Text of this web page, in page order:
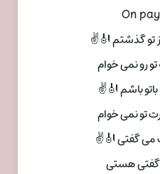
On
تو گذشتم 🎻✌
رو نمی خوام
باشم 🎻✌
تو نمی خوام
می گفتی 🎻✌
گفتی هستی